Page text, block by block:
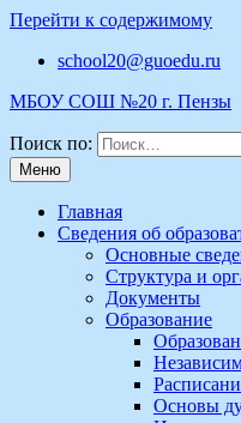
Перейти к содержимому
school20@guoedu.ru
МБОУ СОШ №20 г. Пензы
Поиск по:
Меню
Главная
Сведения об
Основные
Структура и
Документы
Образование
Основы